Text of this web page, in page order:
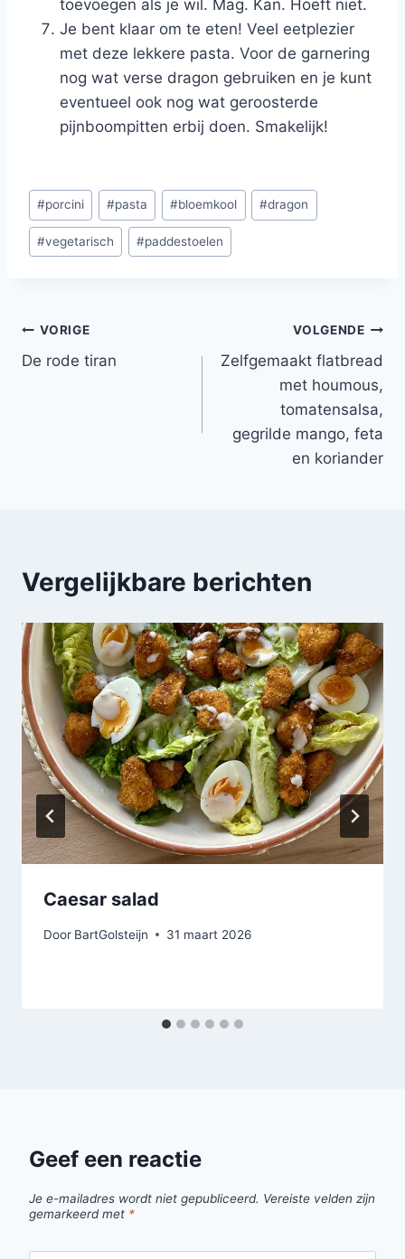
toevoegen als je wil. Mag. Kan. Hoeft niet.
Je bent klaar om te eten! Veel eetplezier
met deze lekkere pasta. Voor de garnering
nog wat verse dragon gebruiken en je kunt
eventueel ook nog wat geroosterde
pijnboompitten erbij doen. Smakelijk!
Bericht
tags:
#porcini #pasta #bloemkool #dragon
#vegetarisch #paddestoelen
Bericht
navigatie
VORIGE
De rode tiran
VOLGENDE
Zelfgemaakt flatbread
met houmous,
tomatensalsa,
gegrilde mango, feta
en koriander
Vergelijkbare berichten
Caesar salad
Door BartGolsteijn 31 maart 2026
Geef een reactie
Je e-mailadres wordt niet gepubliceerd. Vereiste velden zijn
gemarkeerd met *